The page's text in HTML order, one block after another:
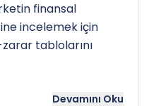
finansal
incelemek için
tablolarını
ve potansiyelDevamını Oku